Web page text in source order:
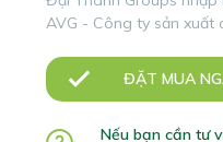
AVG - Công ty sản xuất
ĐẶT MUA
Nếu bạn cần tư